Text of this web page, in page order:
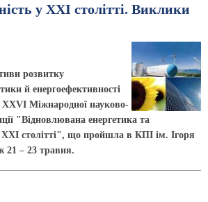
у XXI столітті. Виклики
розвитку
й енергоефективності
ХХVI Міжнародної науково-
"Відновлювана енергетика та
XXI столітті", що пройшла в КПІ ім. Ігоря
21 – 23 травня.